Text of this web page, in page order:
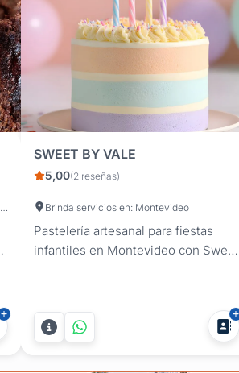
Brinda servicios en: Montevideo, Canelones
SWEET BY VALE
5,00(2 reseñas)
Brinda servicios en: Montevideo
Pastelería artesanal para fiestas
infantiles en Montevideo con Sweet
para el cumple de tus chicos.
Creamos una propuesta integral y
divertida que se convierte en el